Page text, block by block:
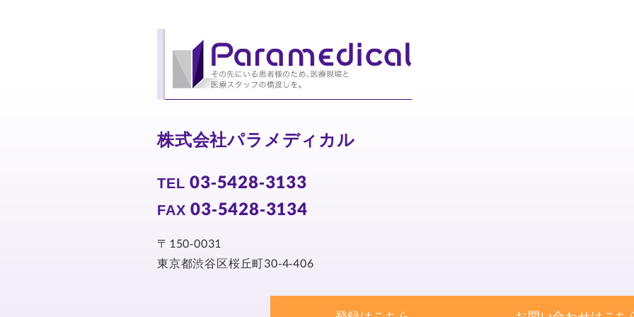
株式会社パラメディカル
TEL03-5428-3133
FAX03-5428-3134
〒150-0031
東京都渋谷区桜丘町30-4-406